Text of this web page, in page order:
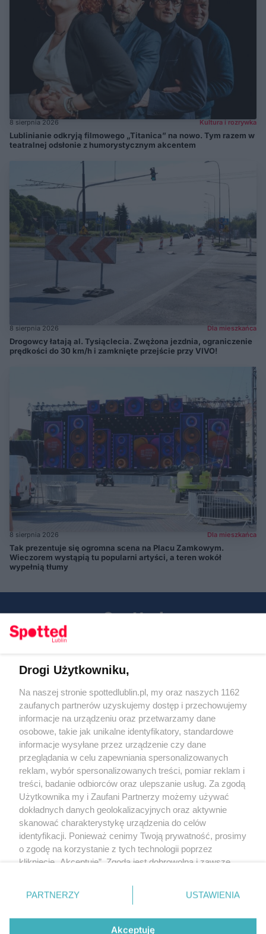
8 sierpnia 2026 Kultura i rozrywka
Lublinianie odkryją filmowego „Titanica” na nowo. Tym razem w
teatralnej odsłonie z humorystycznym akcentem
8 sierpnia 2026 Dla mieszkańca
Drogowcy łatają al. Tysiąclecia. Zwężona jezdnia, ograniczenie
prędkości do 30 km/h i zamknięte przejście przy VIVO!
8 sierpnia 2026 Dla mieszkańca
Tak prezentuje się ogromna scena na Placu Zamkowym.
Wieczorem wystąpią tu popularni artyści, a teren wokół
wypełnią tłumy
KATEGORIE
OGŁOSZENIA
WYDARZENIA
NA SKRÓTY
Regulamin
Polityka prywatności
RODO
Warunki korzystania z treści
Drogi Użytkowniku,
Na naszej stronie spottedlublin.pl, my oraz naszych 1162
zaufanych partnerów uzyskujemy dostęp i przechowujemy
informacje na urządzeniu oraz przetwarzamy dane
osobowe, takie jak unikalne identyfikatory, standardowe
informacje wysyłane przez urządzenie czy dane
przeglądania w celu zapewniania spersonalizowanych
reklam, wybór spersonalizowanych treści, pomiar reklam i
treści, badanie odbiorców oraz ulepszanie usług. Za zgodą
Użytkownika my i Zaufani Partnerzy możemy używać
dokładnych danych geolokalizacyjnych oraz aktywnie
skanować charakterystykę urządzenia do celów
identyfikacji. Ponieważ cenimy Twoją prywatność, prosimy
o zgodę na korzystanie z tych technologii poprzez
kliknięcie „Akceptuję”. Zgoda jest dobrowolna i zawsze
prywatności znajdujący się w lewym dolnym rogu strony
. Niektóre rodzaje przetwarzania danych nie wymagają
zgody użytkownika, ale masz prawo sprzeciwić się
takiemu przetwarzaniu. Preferencje będą miały
PARTNERZY USTAWIENIA
Akceptuję